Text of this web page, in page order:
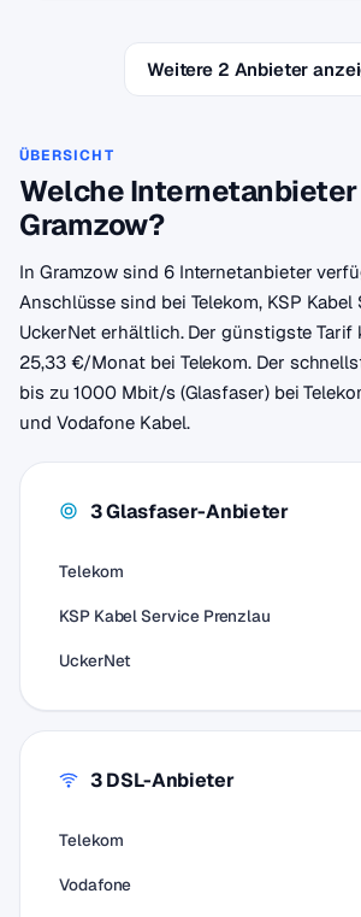
Weitere 2 Anbieter
ÜBERSICHT
Welche
Gramzow?
In Gramzow sind 6 Internetanbieter
Anschlüsse sind bei Telekom, KSP Kabel
UckerNet erhältlich. Der günstigste Tarif
25,33 €/Monat bei Telekom. Der
bis zu 1000 Mbit/s (Glasfaser) bei
und Vodafone Kabel.
3 Glasfaser-Anbieter
Telekom
KSP Kabel Service Prenzlau
UckerNet
3 DSL-Anbieter
Telekom
Vodafone